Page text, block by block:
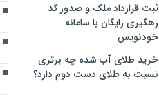
ثبت قرارداد ملک و صدور کد
رهگیری رایگان با سامانه
خودنویس
خرید طلای آب شده چه برتری
نسبت به طلای دست دوم دارد؟